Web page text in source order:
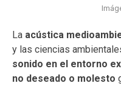
La acústica
y las ciencias
sonido en el entorno
no deseado o molesto